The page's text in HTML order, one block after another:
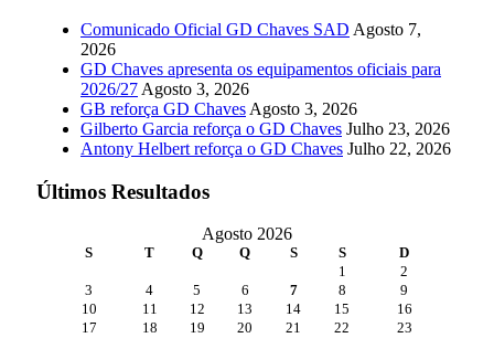
Comunicado Oficial GD Chaves SAD Agosto 7,
2026
GD Chaves apresenta os equipamentos oficiais para
2026/27 Agosto 3, 2026
GB reforça GD Chaves Agosto 3, 2026
Gilberto Garcia reforça o GD Chaves Julho 23, 2026
Antony Helbert reforça o GD Chaves Julho 22, 2026
Últimos Resultados
Agosto 2026
S T Q Q S S D
1
2
3
4 5 6 7 8
9
10
11 12 13 14 15
16
17
18 19 20 21 22
23